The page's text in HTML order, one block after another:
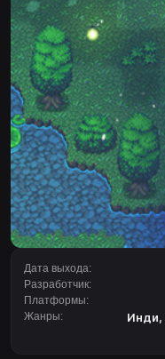
Дата выхода:
Разработчик:
Платформы:
Жанры: Инди,